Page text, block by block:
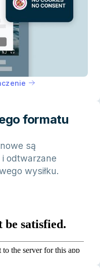
formatu
są
odtwarzane
wysiłku.